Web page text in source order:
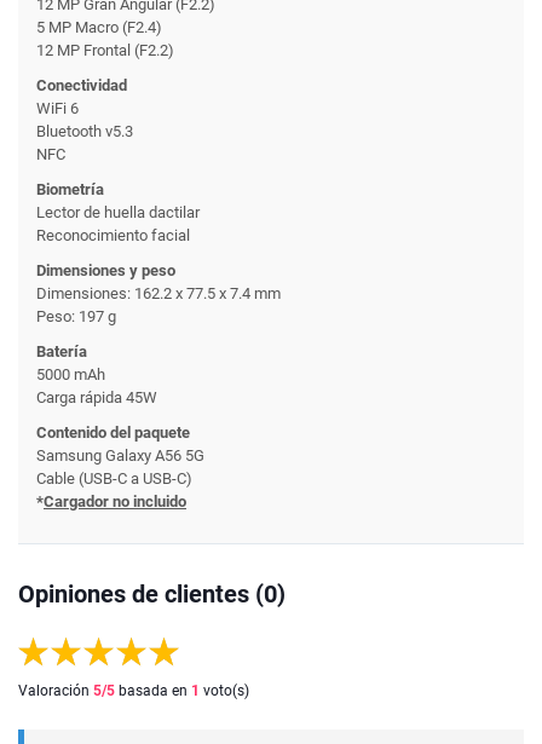
12 MP Gran Angular (F2.2)
5 MP Macro (F2.4)
12 MP Frontal (F2.2)
Conectividad
WiFi 6
Bluetooth v5.3
NFC
Biometría
Lector de huella dactilar
Reconocimiento facial
Dimensiones y peso
Dimensiones: 162.2 x 77.5 x 7.4 mm
Peso: 197 g
Batería
5000 mAh
Carga rápida 45W
Contenido del paquete
Samsung Galaxy A56 5G
Cable (USB-C a USB-C)
*Cargador no incluido
Opiniones de clientes (0)
Valoración 5/5 basada en 1 voto(s)